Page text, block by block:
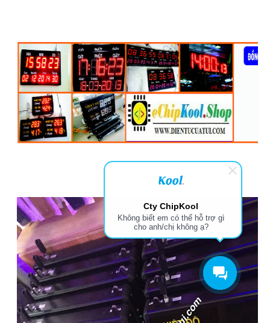
Cty ChipKool
Không biết em có thể hỗ trợ gì
cho anh/chị không ạ?